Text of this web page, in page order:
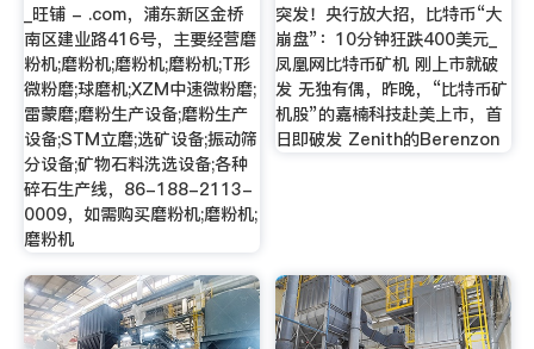
_旺铺 - .com，浦东新区金桥
南区建业路416号，主要经营磨
粉机;磨粉机;磨粉机;磨粉机;T形
微粉磨;球磨机;XZM中速微粉磨;
雷蒙磨;磨粉生产设备;磨粉生产
设备;STM立磨;选矿设备;振动筛
分设备;矿物石料洗选设备;各种
碎石生产线，86-188-2113-
0009，如需购买磨粉机;磨粉机;
磨粉机
突发！央行放大招，比特币“大
崩盘”：10分钟狂跌400美元_
凤凰网比特币矿机 刚上市就破
发 无独有偶，昨晚，“比特币矿
机股”的嘉楠科技赴美上市，首
日即破发 Zenith的Berenzon